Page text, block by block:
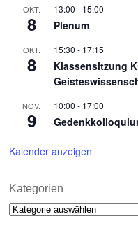
OKT.
8
13:00 - 15:00
Plenum
OKT.
8
15:30 - 17:15
Klassensitzung
NOV.
9
10:00 - 17:00
Kalender anzeigen
Kategorien
Kategorien